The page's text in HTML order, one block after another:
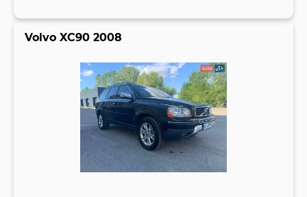
Volvo XC90 2008